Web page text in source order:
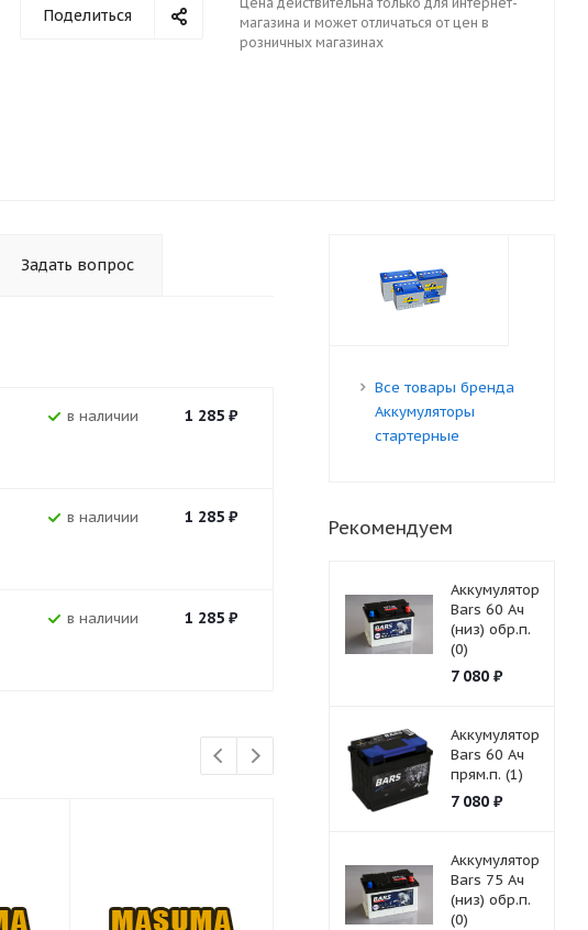
Поделиться
магазина и может отличаться от цен в
розничных магазинах
Задать вопрос
В наличии 1 285₽
В наличии 1 285₽
В наличии 1 285₽
Все товары бренда
Аккумуляторы
стартерные
Рекомендуем
Аккумулятор
Bars 60 Ач
(низ) обр.п.
(0)
7 080₽
Аккумулятор
Bars 60 Ач
прям.п. (1)
7 080₽
Аккумулятор
Bars 75 Ач
(низ) обр.п.
(0)